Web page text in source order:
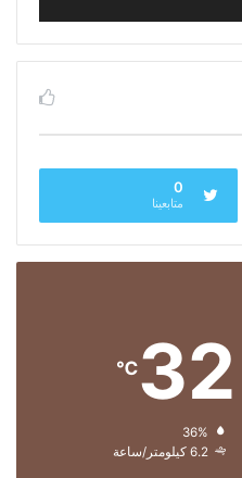
0
متابعينا
32
℃
الرطوبة:
الرياح: